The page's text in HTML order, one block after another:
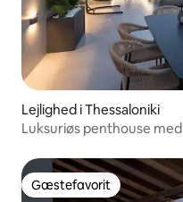
Lejlighed i Thessaloniki
Luksuriøs penthouse
Gæstefavorit
Gæstefavorit